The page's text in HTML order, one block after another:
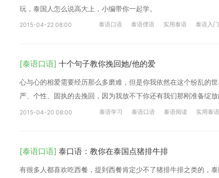
玩，泰国人怎么说高大上，小编带你一起学。
2015-04-22 08:00 泰语口语 泰语俚语 实用泰语 泰语入门
[泰语口语] 十个句子教你挽回她/他的爱
心与心的相爱需要经历那么多磨难，但是你我依然在这个纷乱的
严、个性、固执的去挽回，因为我放不下你还有我们那刚准备绽
2015-04-20 08:00 泰语学习 泰语口语 泰语阅读 实用泰语
[泰语口语] 泰口语：教你在泰国点猪排牛排
有很多人都喜欢吃西餐，提到西餐肯定少不了猪排牛排之类的，